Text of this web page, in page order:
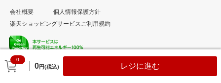
0
0円(税込) レジに進む
会社概要
個人情報保護方針
楽天ショッピングサービスご利用規約
© Rakuten Group, Inc.